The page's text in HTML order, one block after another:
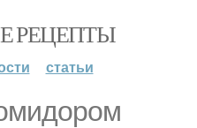
РЕЦЕПТЫ
статьи